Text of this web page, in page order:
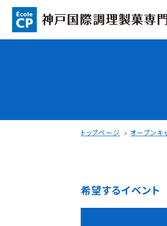
ここから始まる私の未来
日本全国から集まる学生たち
トップページ オープンキ
希望するイベント